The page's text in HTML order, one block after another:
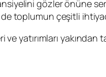
gözler önüne
toplumun çeşitli
yatırımları